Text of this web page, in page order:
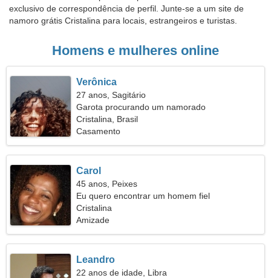
exclusivo de correspondência de perfil. Junte-se a um site de
namoro grátis Cristalina para locais, estrangeiros e turistas.
Homens e mulheres online
Verônica
27 anos, Sagitário
Garota procurando um namorado
Cristalina, Brasil
Casamento
Carol
45 anos, Peixes
Eu quero encontrar um homem fiel
Cristalina
Amizade
Leandro
22 anos de idade, Libra